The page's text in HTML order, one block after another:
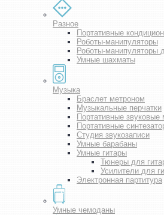
Разное
Портативные
Роботы-манипуляторы
Роботы-манипуляторы
Умные шахматы
Музыка
Браслет метроном
Музыкальные перчатки
Портативные
Портативные
Студия звукозаписи
Умные барабаны
Умные гитары
Тюнеры для
Усилители для
Электронная партитура
Умные чемоданы